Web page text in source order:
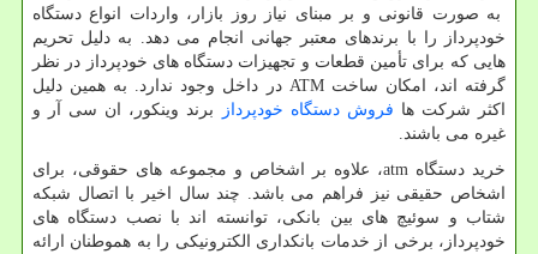
به صورت قانونی و بر مبنای نیاز روز بازار، واردات انواع دستگاه
خودپرداز را با برندهای معتبر جهانی انجام می دهد. به دلیل تحریم
هایی که برای تأمین قطعات و تجهیزات دستگاه های خودپرداز در نظر
گرفته اند، امکان ساختATM در داخل وجود ندارد. به همین دلیل
اکثر شرکت ها فروش دستگاه خودپرداز
برند وینکور، ان سی آر و
غیره می باشند.
خرید دستگاه atm، علاوه بر اشخاص و مجموعه های حقوقی، برای
اشخاص حقیقی نیز فراهم می باشد. چند سال اخیر با اتصال شبکه
شتاب و سوئیچ های بین بانکی، توانسته اند با نصب دستگاه های
خودپرداز، برخی از خدمات بانکداری الکترونیکی را به هموطنان ارائه